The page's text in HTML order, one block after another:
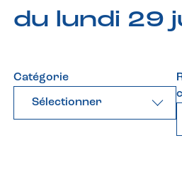
du lundi 29
Catégorie
Sélectionner